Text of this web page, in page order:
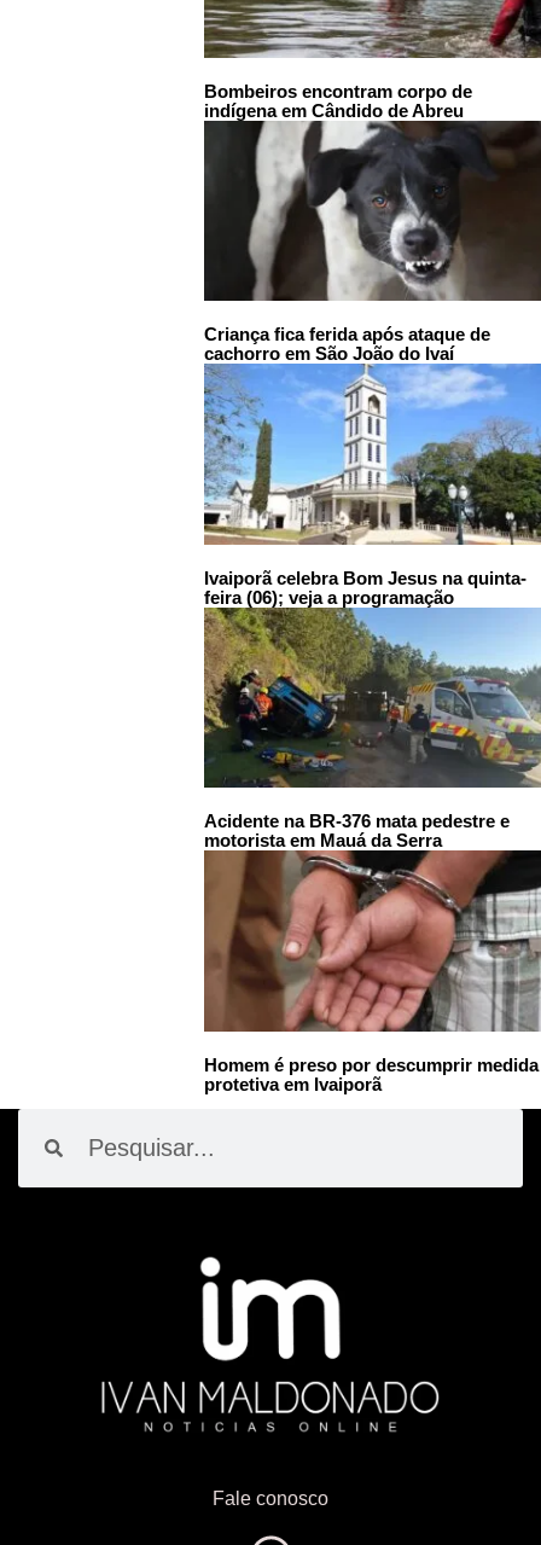
Bombeiros encontram corpo de
indígena em Cândido de Abreu
Criança fica ferida após ataque de
cachorro em São João do Ivaí
Ivaiporã celebra Bom Jesus na quinta-
feira (06); veja a programação
Acidente na BR-376 mata pedestre e
motorista em Mauá da Serra
Homem é preso por descumprir medida
protetiva em Ivaiporã
Fale conosco